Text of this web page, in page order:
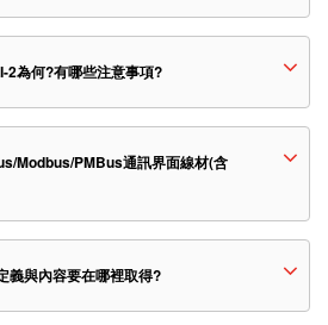
2為何?有哪些注意事項?
Modbus/PMBus通訊界面線材(含
義與內容要在哪裡取得?